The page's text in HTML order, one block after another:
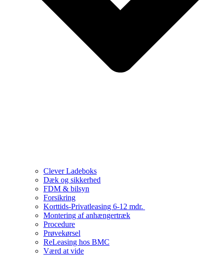
Clever Ladeboks
Dæk og sikkerhed
FDM & bilsyn
Forsikring
Korttids-Privatleasing 6-12 mdr.
Montering af anhængertræk
Procedure
Prøvekørsel
ReLeasing hos BMC
Værd at vide